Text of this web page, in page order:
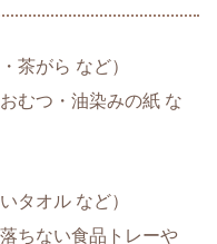
茶がら など）
むつ・油染みの紙 な
タオル など）
ちない食品トレーや